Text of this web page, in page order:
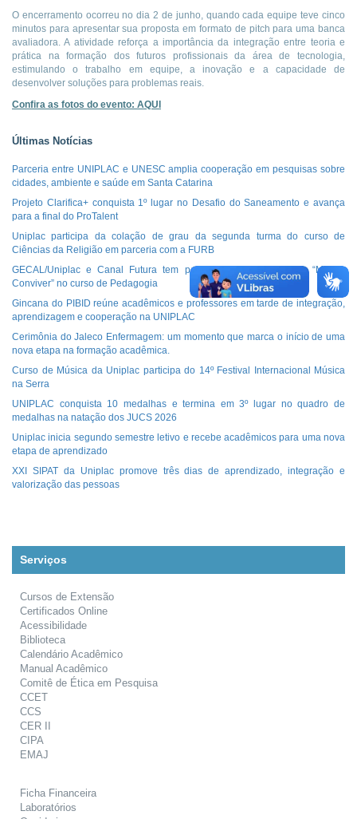
O encerramento ocorreu no dia 2 de junho, quando cada equipe teve cinco
minutos para apresentar sua proposta em formato de pitch para uma banca
avaliadora. A atividade reforça a importância da integração entre teoria e
prática na formação dos futuros profissionais da área de tecnologia,
estimulando o trabalho em equipe, a inovação e a capacidade de
desenvolver soluções para problemas reais.
Confira as fotos do evento: AQUI
Últimas Notícias
Parceria entre UNIPLAC e UNESC amplia cooperação em pesquisas sobre
cidades, ambiente e saúde em Santa Catarina
Projeto Clarifica+ conquista 1º lugar no Desafio do Saneamento e avança
para a final do ProTalent
Uniplac participa da colação de grau da segunda turma do curso de
Ciências da Religião em parceria com a FURB
GECAL/Uniplac e Canal Futura tem parceria com atividade da “Maleta
Conviver” no curso de Pedagogia
Gincana do PIBID reúne acadêmicos e professores em tarde de integração,
aprendizagem e cooperação na UNIPLAC
Cerimônia do Jaleco Enfermagem: um momento que marca o início de uma
nova etapa na formação acadêmica.
Curso de Música da Uniplac participa do 14º Festival Internacional Música
na Serra
UNIPLAC conquista 10 medalhas e termina em 3º lugar no quadro de
medalhas na natação dos JUCS 2026
Uniplac inicia segundo semestre letivo e recebe acadêmicos para uma nova
etapa de aprendizado
XXI SIPAT da Uniplac promove três dias de aprendizado, integração e
valorização das pessoas
Serviços
Cursos de Extensão
Certificados Online
Acessibilidade
Biblioteca
Calendário Acadêmico
Manual Acadêmico
Comitê de Ética em Pesquisa
CCET
CCS
CER II
CIPA
EMAJ
Ficha Financeira
Laboratórios